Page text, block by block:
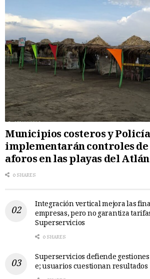
Municipios costeros y Policía
implementarán controles de
aforos en las playas del
0 SHARES
Integración vertical mejora las
empresas, pero no garantiza
Superservicios
0 SHARES
Superservicios defiende
e; usuarios cuestionan resultados